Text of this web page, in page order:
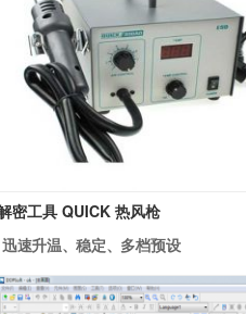
密工具 QUICK 热风枪
迅速升温、稳定、多档预设